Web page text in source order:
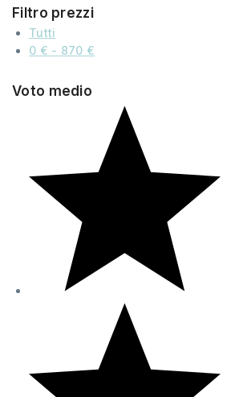
Filtro prezzi
Tutti
0 € - 870 €
Voto medio